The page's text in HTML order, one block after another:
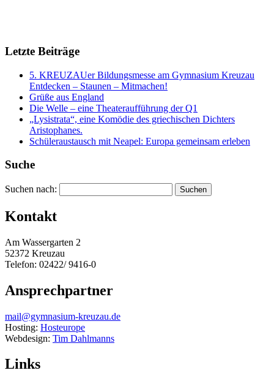
Letzte Beiträge
5. KREUZAUer Bildungsmesse am Gymnasium Kreuzau
Entdecken – Staunen – Mitmachen!
Grüße aus England
Die Welle – eine Theateraufführung der Q1
„Lysistrata“, eine Komödie des griechischen Dichters
Aristophanes.
Schüleraustausch mit Neapel: Europa gemeinsam erleben
Suche
Suchen nach:
Kontakt
Am Wassergarten 2
52372 Kreuzau
Telefon: 02422/ 9416-0
Ansprechpartner
mail@gymnasium-kreuzau.de
Hosting: Hosteurope
Webdesign: Tim Dahlmanns
Links